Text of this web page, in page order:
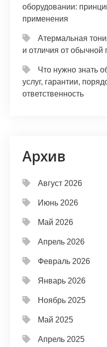
оборудовании:
применения
Атермальная
и отличия от обычной
Что нужно знать
услуг, гарантии,
ответственность
Архив
Август 2026
Июнь 2026
Май 2026
Апрель 2026
Февраль 2026
Январь 2026
Ноябрь 2025
Май 2025
Апрель 2025